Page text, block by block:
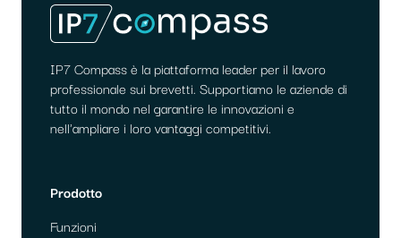
IP7 Compass è la piattaforma leader per il lavoro
professionale sui brevetti. Supportiamo le aziende di
tutto il mondo nel garantire le innovazioni e
nell'ampliare i loro vantaggi competitivi.
Prodotto
Funzioni